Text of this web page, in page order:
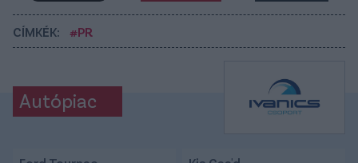
CÍMKÉK: #PR
Autópiac